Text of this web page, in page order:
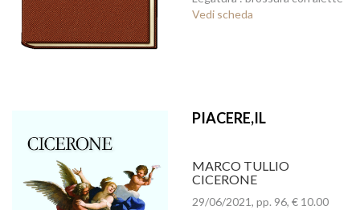
Vedi scheda
PIACERE,IL
MARCO TULLIO
CICERONE
29/06/2021, pp. 96, € 10.00